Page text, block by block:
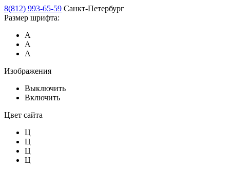
8(812) 993-65-59 Санкт-Петербург
Размер шрифта:
А
А
А
Изображения
Выключить
Включить
Цвет сайта
Ц
Ц
Ц
Ц